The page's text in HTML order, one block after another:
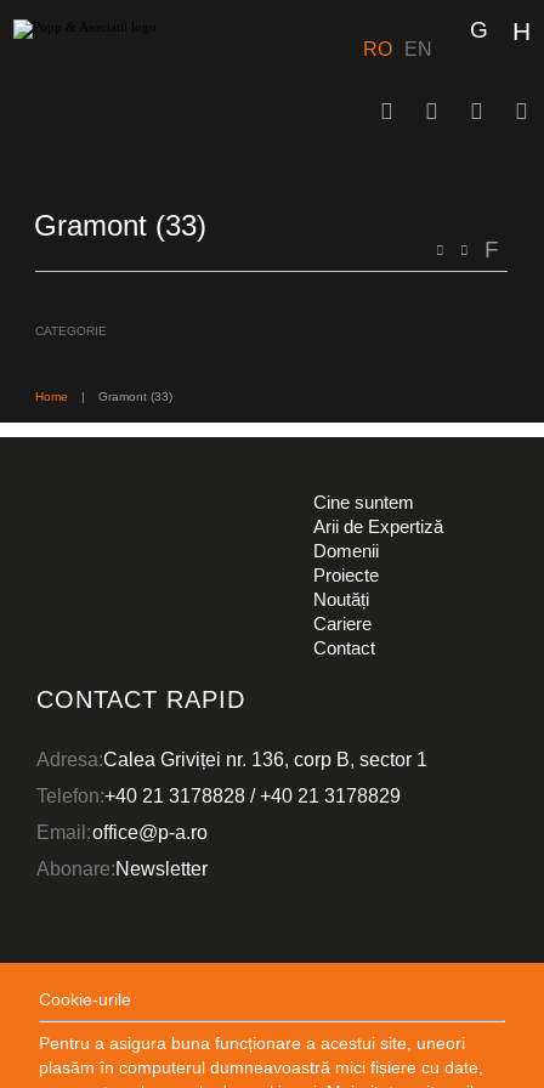
content
RO EN
ARII DE EXPERTIZĂ
NOUTĂȚI
CONTACT
Gramont (33)
CATEGORIE
Home | Gramont (33)
Cine suntem
Arii de Expertiză
Domenii
Proiecte
Noutăți
Cariere
Contact
CONTACT RAPID
Adresa:Calea Griviței nr. 136, corp B, sector 1
Telefon:+40 21 3178828/+40 21 3178829
Email:office@p-a.ro
Abonare:Newsletter
Cookie-urile
Pentru a asigura buna funcționare a acestui site, uneori
plasăm în computerul dumneavoastră mici fișiere cu date,